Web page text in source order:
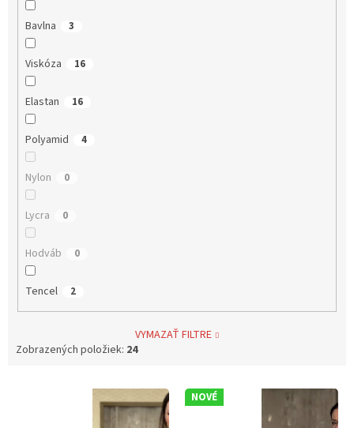
Bavlna 3
Viskóza 16
Elastan 16
Polyamid 4
Nylon 0
Lycra 0
Hodváb 0
Tencel 2
VYMAZAŤ FILTRE
Zobrazených položiek: 24
NOVÉ